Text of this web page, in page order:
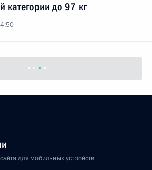
категории до 97 кг
для мобильных устройств